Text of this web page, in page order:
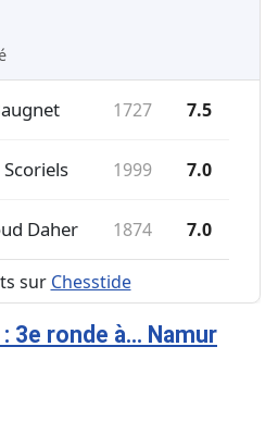
1727 7.5
1999 7.0
Daher 1874 7.0
sur Chesstide
3e ronde à... Namur